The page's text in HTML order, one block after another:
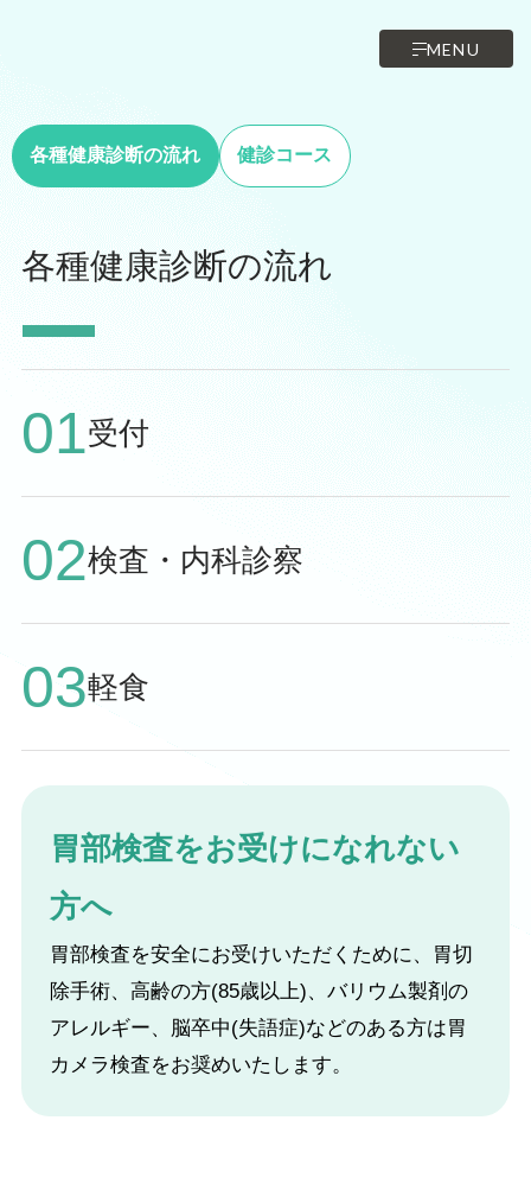
MENU
各種健康診断の流れ 健診コース
各種健康診断の流れ
01受付
02検査・内科診察
03軽食
胃部検査をお受けになれない
方へ
胃部検査を安全にお受けいただくために、胃切
除手術、高齢の方(85歳以上)、バリウム製剤の
アレルギー、脳卒中(失語症)などのある方は胃
カメラ検査をお奨めいたします。